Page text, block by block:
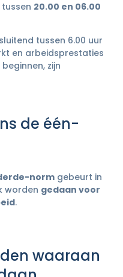
20.00 en 06.00
tussen 6.00 uur
en arbeidsprestaties
zijn
de één-
norm gebeurt in
worden gedaan voor
.
waaraan